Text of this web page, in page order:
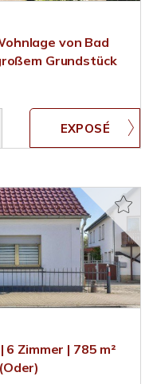
von Bad
Grundstück
6 Zimmer | 785 m²